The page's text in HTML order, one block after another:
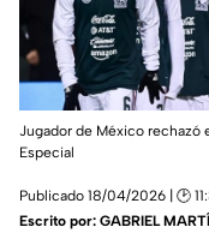
Jugador de México rechazó
Especial
Publicado 18/04/2026 | 🕑
Escrito por: GABRIEL